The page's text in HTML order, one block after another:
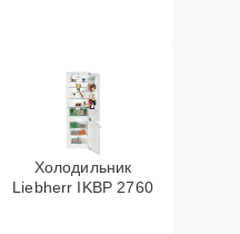
Холодильник
Liebherr IKBP 2760